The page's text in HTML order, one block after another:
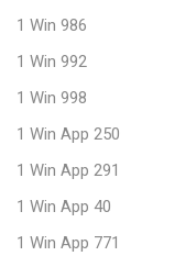
1 Win 986
1 Win 992
1 Win 998
1 Win App 250
1 Win App 291
1 Win App 40
1 Win App 771